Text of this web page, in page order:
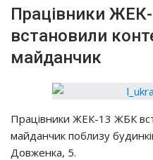
Працівники
встановили
майданчик
Працівники ЖЕК-13 ЖБК
майданчик поблизу
Довженка, 5.